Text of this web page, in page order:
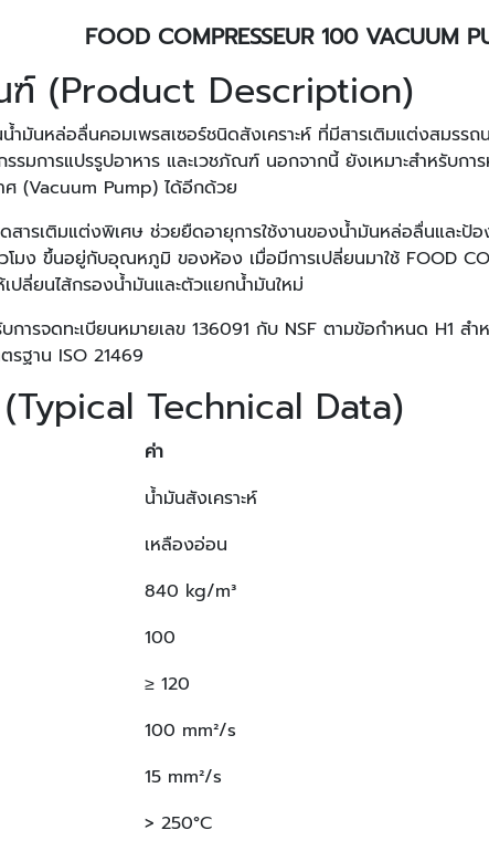
FOOD COMPRESSEUR 100 VACUUM
(Product Description)
น้ำมันหล่อลื่นคอมเพรสเซอร์ชนิดสังเคราะห์ ที่มีสารเติมแต่งสมรร
รมการแปรรูปอาหาร และเวชภัณฑ์ นอกจากนี้ ยังเหมาะสำหรับกา
ศ (Vacuum Pump) ได้อีกด้วย
สารเติมแต่งพิเศษ ช่วยยืดอายุการใช้งานของน้ำมันหล่อลื่นและ
ง ขึ้นอยู่กับอุณหภูมิ ของห้อง เมื่อมีการเปลี่ยนมาใช้ FOOD
ปลี่ยนไส้กรองน้ำมันและตัวแยกน้ำมันใหม่
บการจดทะเบียนหมายเลข 136091 กับ NSF ตามข้อกำหนด H1
รฐาน ISO 21469
Technical Data)
ค่า
น้ำมันสังเคราะห์
เหลืองอ่อน
840 kg/m³
100
≥ 120
100 mm²/s
15 mm²/s
> 250°C